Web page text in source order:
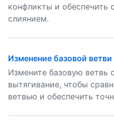
конфликты и обеспечить
слиянием.
Изменение базовой
Измените базовую ветвь
вытягивание, чтобы
ветвью и обеспечить